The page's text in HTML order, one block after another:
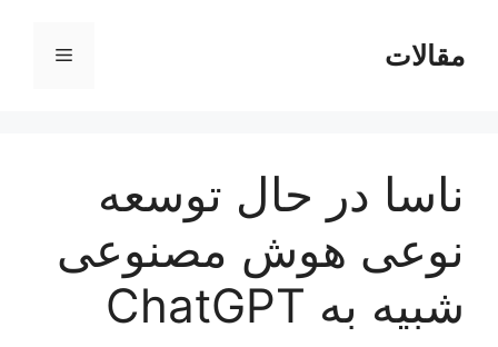
محتوامقالات فهرست
ناسا در حال توسعه
نوعی هوش مصنوعی
شبیه به ChatGPT